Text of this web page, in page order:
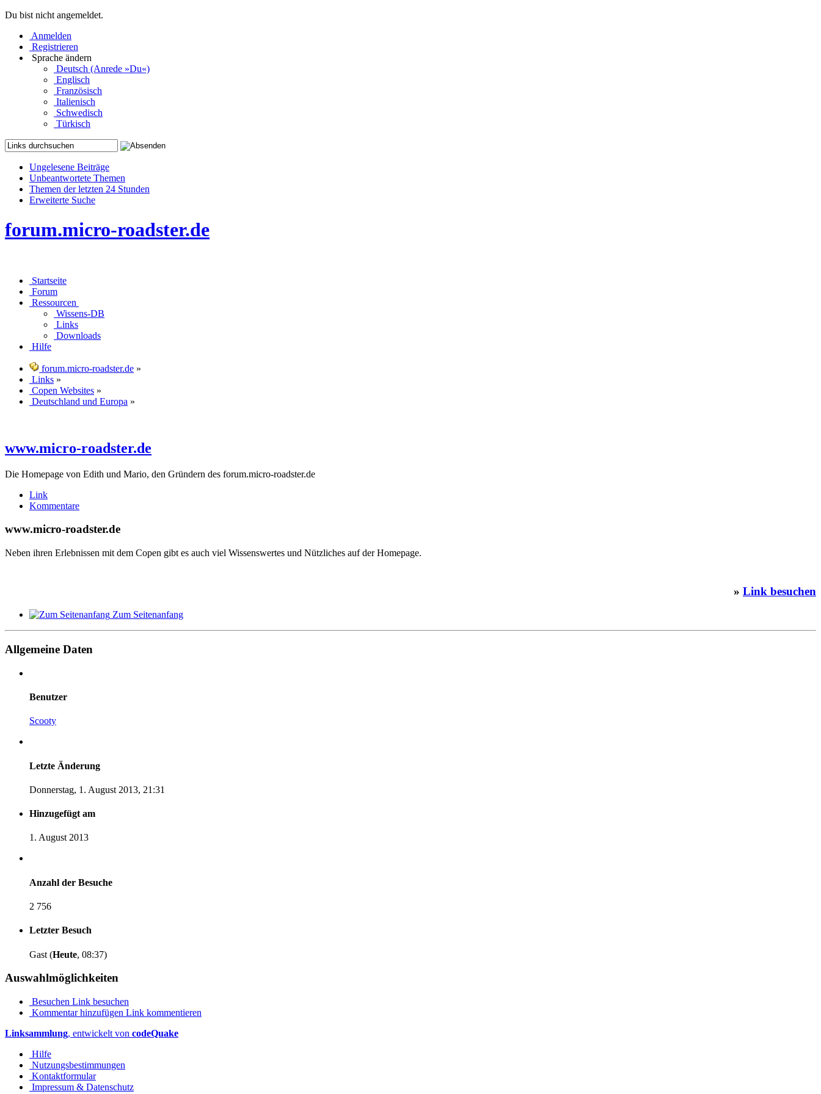
Du bist nicht angemeldet.
Anmelden
Registrieren
Sprache ändern
Deutsch (Anrede »Du«)
Englisch
Französisch
Italienisch
Schwedisch
Türkisch
Ungelesene Beiträge
Unbeantwortete Themen
Themen der letzten 24 Stunden
Erweiterte Suche
forum.micro-roadster.de
Startseite
Forum
Ressourcen
Wissens-DB
Links
Downloads
Hilfe
forum.micro-roadster.de »
Links »
Copen Websites »
Deutschland und Europa »
www.micro-roadster.de
Die Homepage von Edith und Mario, den Gründern des forum.micro-roadster.de
Link
Kommentare
www.micro-roadster.de
Neben ihren Erlebnissen mit dem Copen gibt es auch viel Wissenswertes und Nützliches auf der Homepage.
» Link besuchen
Zum Seitenanfang
Allgemeine Daten
Benutzer
Scooty
Letzte Änderung
Donnerstag, 1. August 2013, 21:31
Hinzugefügt am
1. August 2013
Anzahl der Besuche
2 756
Letzter Besuch
Gast (Heute, 08:37)
Auswahlmöglichkeiten
Besuchen Link besuchen
Kommentar hinzufügen Link kommentieren
Linksammlung, entwickelt von codeQuake
Hilfe
Nutzungsbestimmungen
Kontaktformular
Impressum & Datenschutz